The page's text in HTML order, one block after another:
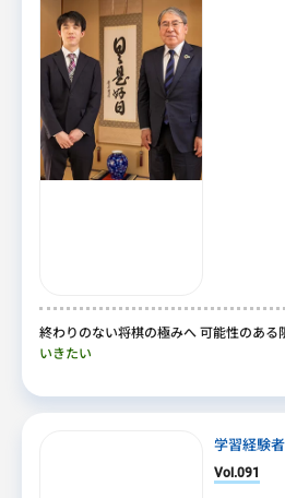
終わりのない将棋の極みへ 可能性のある
いきたい
学習経験
Vol.091